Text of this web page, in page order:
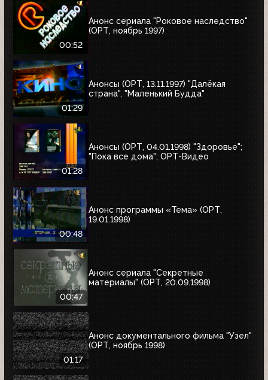
00:52
Анонс сериала "Роковое наследство"
(ОРТ, ноябрь 1997)
01:29
Анонсы (ОРТ, 13.11.1997) "Далёкая
страна", "Маленький Будда"
01:28
Анонсы (ОРТ, 04.01.1998) "Здоровье";
"Пока все дома"; ОРТ-Видео
00:48
Анонс программы «Тема» (ОРТ,
19.01.1998)
00:47
Анонс сериала "Секретные
материалы" (ОРТ, 20.09.1998)
01:17
Анонс документального фильма "Узел"
(ОРТ, ноябрь 1998)